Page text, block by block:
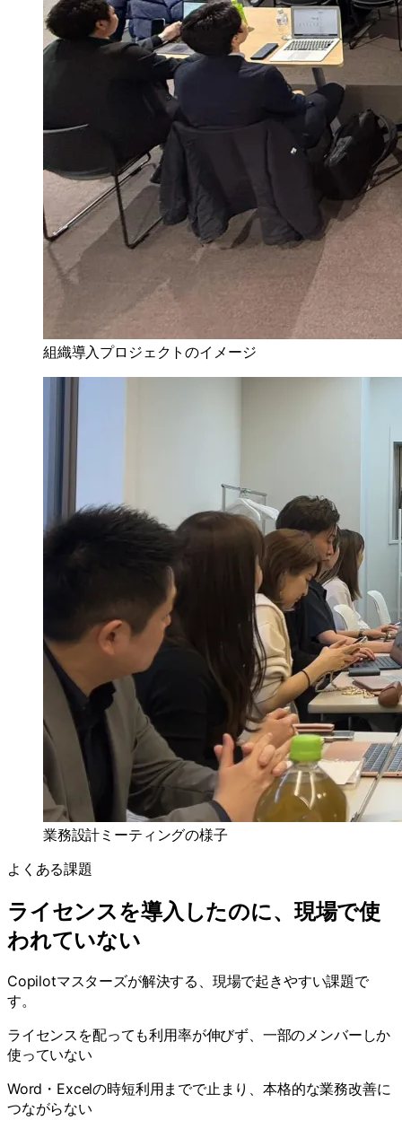
組織導入プロジェクトのイメージ
業務設計ミーティングの様子
よくある課題
ライセンスを導入したのに、現場で使
われていない
Copilotマスターズが解決する、現場で起きやすい課題で
す。
ライセンスを配っても利用率が伸びず、一部のメンバーしか
使っていない
Word・Excelの時短利用までで止まり、本格的な業務改善に
つながらない